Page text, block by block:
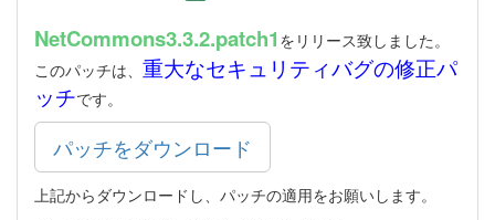
NetCommons3.3.2.patch1 をリリース致しました。
このパッチは、 重大なセキュリティバグの修正パ
ッチです。
パッチをダウンロード
上記からダウンロードし、パッチの適用をお願いします。